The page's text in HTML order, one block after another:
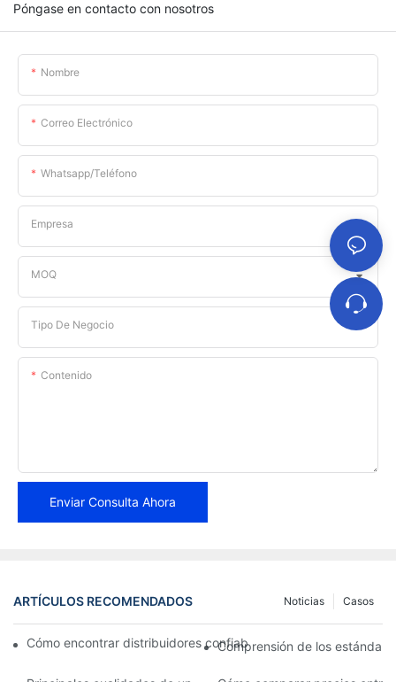
Póngase en contacto con nosotros
Nombre
Correo Electrónico
Whatsapp/teléfono
Empresa
MOQ
Tipo De Negocio
Contenido
Enviar Consulta Ahora
ARTÍCULOS RECOMENDADOS Casos
Noticias
Cómo encontrar distribuidores confiables de pastillas de freno
Comprensión de los